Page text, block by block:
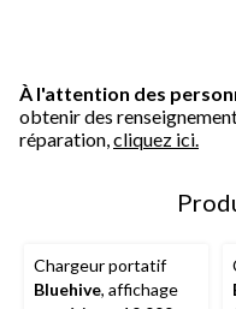
À l'attention des
obtenir des
réparation, cliquez ici.
Chargeur portatif
Bluehive, affichage